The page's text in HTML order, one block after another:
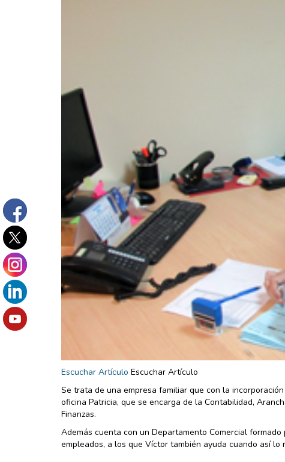
Escuchar Artículo Escuchar Artículo
Se trata de una empresa familiar que con la
oficina Patricia, que se encarga de la Contabilidad,
Finanzas.
Además cuenta con un Departamento Comercial
empleados, a los que Víctor también ayuda cuando así lo